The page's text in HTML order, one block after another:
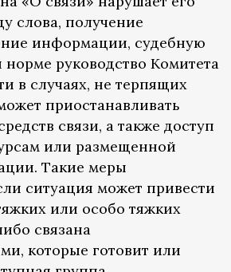
слова, получение
информации, судебную
норме руководство Комитета
в случаях, не терпящих
приостанавливать
связи, а также доступ
или размещенной
Такие меры
ситуация может привести
или особо тяжких
связана
которые готовит или